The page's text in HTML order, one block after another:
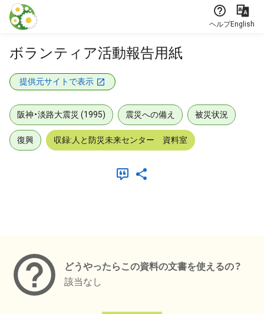
本文に飛ぶ
ヘルプEnglish
ボランティア活動報告用紙
提供元サイトで表示
阪神・淡路大震災 (1995) 震災への備え 被災状況
復興 収録:人と防災未来センター 資料室
どうやったらこの資料の文書を使えるの？
該当なし